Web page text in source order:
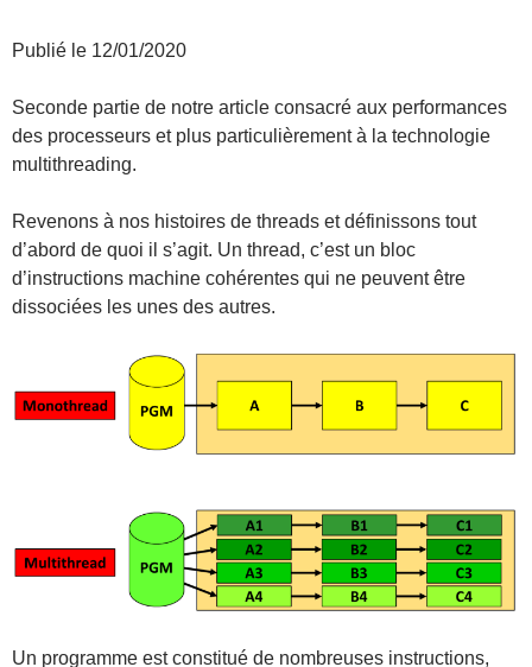
Publié le 12/01/2020
Seconde partie de notre article consacré aux performances
des processeurs et plus particulièrement à la technologie
multithreading.
Revenons à nos histoires de threads et définissons tout
d’abord de quoi il s’agit. Un thread, c’est un bloc
d’instructions machine cohérentes qui ne peuvent être
dissociées les unes des autres.
Un programme est constitué de nombreuses instructions,